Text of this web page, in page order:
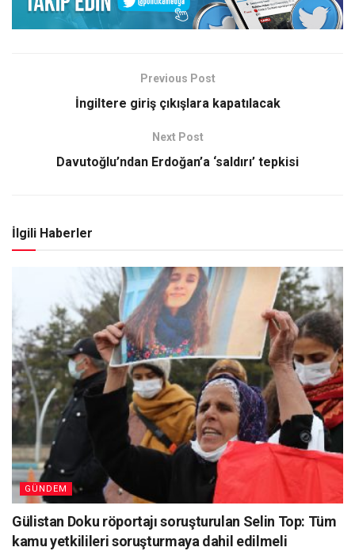
Previous Post
İngiltere giriş çıkışlara kapatılacak
Next Post
Davutoğlu’ndan Erdoğan’a ‘saldırı’ tepkisi
İlgili Haberler
GÜNDEM
Gülistan Doku röportajı soruşturulan Selin Top: Tüm
kamu yetkilileri soruşturmaya dahil edilmeli